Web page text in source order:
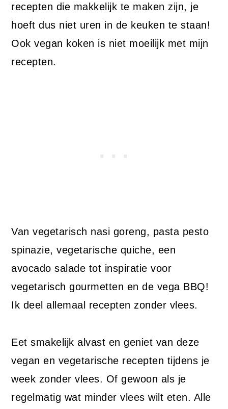
recepten die makkelijk te maken zijn, je
hoeft dus niet uren in de keuken te staan!
Ook vegan koken is niet moeilijk met mijn
recepten.
Van vegetarisch nasi goreng, pasta pesto
spinazie, vegetarische quiche, een
avocado salade tot inspiratie voor
vegetarisch gourmetten en de vega BBQ!
Ik deel allemaal recepten zonder vlees.
Eet smakelijk alvast en geniet van deze
vegan en vegetarische recepten tijdens je
week zonder vlees. Of gewoon als je
regelmatig wat minder vlees wilt eten. Alle